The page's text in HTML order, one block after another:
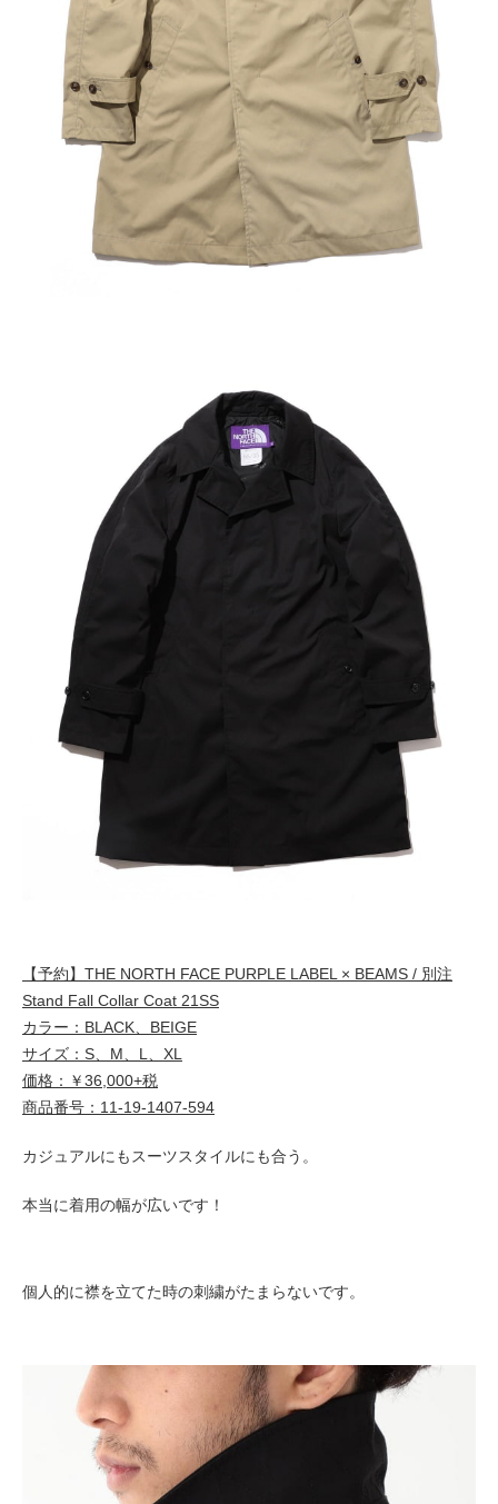
【予約】THE NORTH FACE PURPLE LABEL × BEAMS / 別注
Stand Fall Collar Coat 21SS
カラー：BLACK、BEIGE
サイズ：S、M、L、XL
価格：￥36,000+税
商品番号：11-19-1407-594
カジュアルにもスーツスタイルにも合う。
本当に着用の幅が広いです！
個人的に襟を立てた時の刺繍がたまらないです。